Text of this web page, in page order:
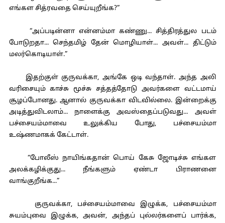
எங்கள சித்ரவதை செய்யுறீங்க?”
“அப்படின்னா என்னம்மா கண்ணு... சித்திரத்துல படம்
போடுறதா... செந்தமிழ் தேன் மொழியாள்... அவள்... திட்டும்
மலர்கொடியாள்.”
இதற்குள் குருவக்கா, அங்கே ஒடி வந்தாள். அந்த அலி
வரிசையும் காச்சு மூச்சு சத்தத்தோடு அவர்களை வட்டமாய்
சூழப்போனது. ஆனால் குருவக்கா விடவில்லை. இன்றைக்கு
அடித்துவிடலாம்... நாளைக்கு அவஸ்தைப்படுவது... அவள்
பச்சையம்மாவை உலுக்கிய போது, பச்சையம்மா
உஷ்ணமாகக் கேட்டாள்.
“போலீஸ் நாயிங்கதான் பொய் கேசு ஜோடிச்சு எங்கள
அலக்கழிக்குது... நீங்களும் ஏண்டா பிராணனை
வாங்குறீங்க...”
குருவக்கா, பச்சையம்மாவை இழுக்க, பச்சையம்மா
சுயம்புவை இழுக்க, அவன், அந்தப் புல்லர்களைப் பார்க்க,